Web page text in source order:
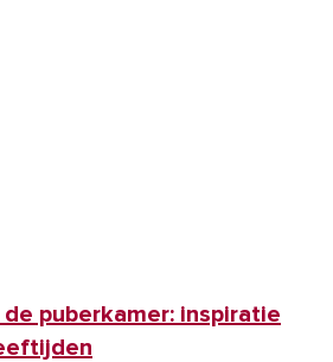
puberkamer: inspiratie